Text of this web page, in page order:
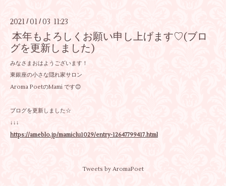
2021 /01 /03 11:23
本年もよろしくお願い申し上げます♡(ブロ
グを更新しました)
みなさまおはようございます！
東銀座の小さな隠れ家サロン
Aroma PoetのMami です😊
ブログを更新しました☆
↓↓↓
https://ameblo.jp/mamiclu1029/entry-12647799417.html
Tweets by AromaPoet